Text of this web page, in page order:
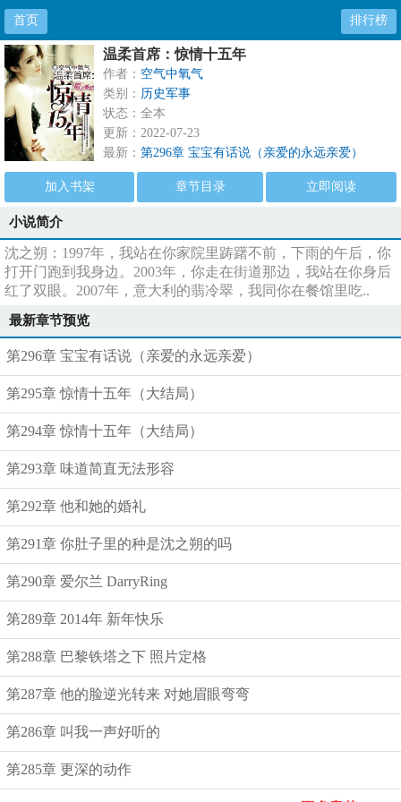
首页 排行榜
温柔首席：惊情十五年
作者： 空气中氧气
类别： 历史军事
状态：全本
更新：2022-07-23
最新： 第296章 宝宝有话说（亲爱的永远亲爱）
加入书架 章节目录 立即阅读
小说简介
沈之朔：1997年，我站在你家院里踌躇不前，下雨的午后，你
打开门跑到我身边。2003年，你走在街道那边，我站在你身后
红了双眼。2007年，意大利的翡冷翠，我同你在餐馆里吃..
最新章节预览
第296章 宝宝有话说（亲爱的永远亲爱）
第295章 惊情十五年（大结局）
第294章 惊情十五年（大结局）
第293章 味道简直无法形容
第292章 他和她的婚礼
第291章 你肚子里的种是沈之朔的吗
第290章 爱尔兰 DarryRing
第289章 2014年 新年快乐
第288章 巴黎铁塔之下 照片定格
第287章 他的脸逆光转来 对她眉眼弯弯
第286章 叫我一声好听的
第285章 更深的动作